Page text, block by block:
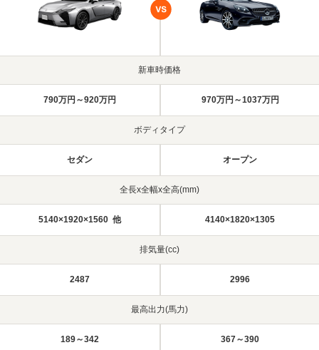
新車時価格
790万円～920万円 970万円～1037万円
ボディタイプ
セダン オープン
全長x全幅x全高(mm)
5140×1920×1560 他 4140×1820×1305
排気量(cc)
2487 2996
最高出力(馬力)
189～342 367～390